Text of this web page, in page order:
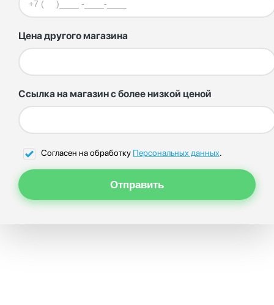
Цена другого магазина
Ссылка на магазин с более низкой ценой
Согласен на обработку Персональных данных.
Отправить